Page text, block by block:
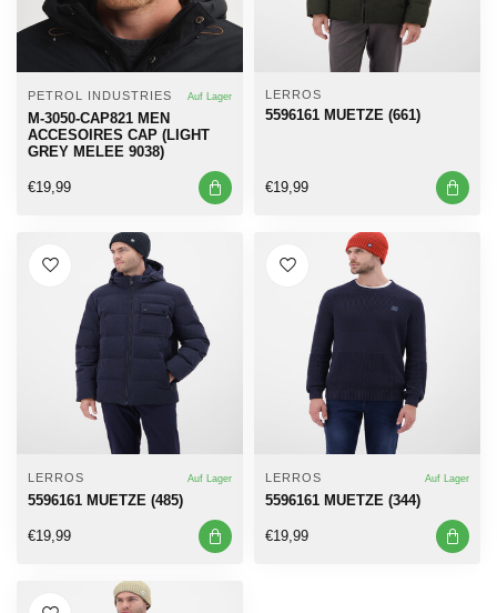
PETROL INDUSTRIES Auf Lager
M-3050-CAP821 MEN
ACCESOIRES CAP (LIGHT
GREY MELEE 9038)
€19,99
LERROS
5596161 MUETZE (661)
€19,99
LERROS Auf Lager
5596161 MUETZE (485)
€19,99
LERROS Auf Lager
5596161 MUETZE (344)
€19,99